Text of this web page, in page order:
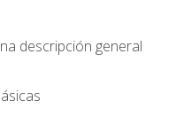
descripción general